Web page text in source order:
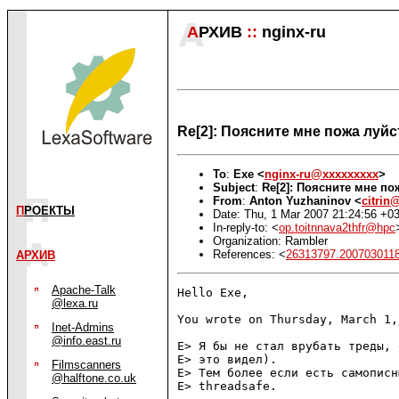
П РОЕКТЫ
АРХИВ
Apache-Talk
@lexa.ru
Inet-Admins
@info.east.ru
Filmscanners
@halftone.co.uk
АРХИВ :: nginx-ru
Re[2]: Поясните мне пожа
To: Exe <nginx-ru@xxxxxxxxx>
Subject: Re[2]: Поясните мне
From: Anton Yuzhaninov <
Date: Thu, 1 Mar 2007 21:24:56
In-reply-to: <op.toitnnava2thfr@hpc
Organization: Rambler
References: <
Hello Exe,
You wrote on Thursday, March
E> Я бы не стал врубать
E> это видел).
E> Тем более если есть
E> threadsafe.